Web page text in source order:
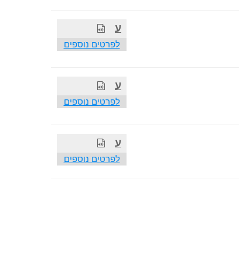
ע
לפרטים נוספים
ע
לפרטים נוספים
ע
לפרטים נוספים